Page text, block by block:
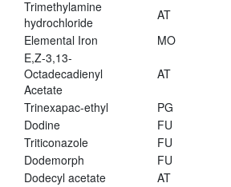
Trimethylamine
hydrochloride
AT
Elemental Iron
MO
E,Z-3,13-
Octadecadienyl
Acetate
AT
Trinexapac-ethyl PG
Dodine
FU
Triticonazole
FU
Dodemorph
FU
Dodecyl acetate
AT